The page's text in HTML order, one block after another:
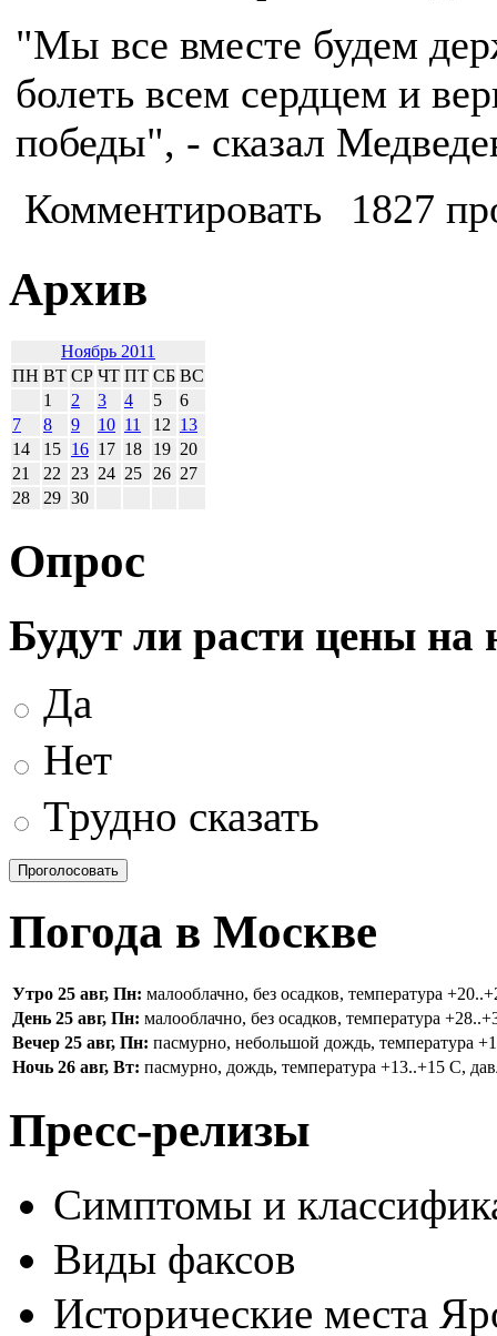
"Мы все вместе будем
болеть всем сердцем и
победы", - сказал
Комментировать
1827
Архив
Ноябрь 2011
ПН ВТ СР ЧТ ПТ СБ ВС
1
2 3 4 5
6
7
8 9 10 11 12 13
14
15 16 17 18 19 20
21
22 23 24 25 26 27
28
29 30
Опрос
Будут ли расти цены
Да
Нет
Трудно сказать
Погода в Москве
Утро 25 авг, Пн: малооблачно, без осадков, температура
День 25 авг, Пн: малооблачно, без осадков, температура
Вечер 25 авг, Пн: пасмурно, небольшой дождь, температура
Ночь 26 авг, Вт: пасмурно, дождь, температура +13..+15 С,
Пресс-релизы
Симптомы и
Виды факсов
Исторические места